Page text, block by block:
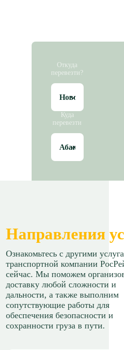
Откуда
перевезти?
Куда
перевезти
Направления
Ознакомьтесь с другими
транспортной компании
сейчас. Мы поможем
доставку любой сложности и
дальности, а также выполним
сопутствующие работы для
обеспечения безопасности и
сохранности груза в пути.